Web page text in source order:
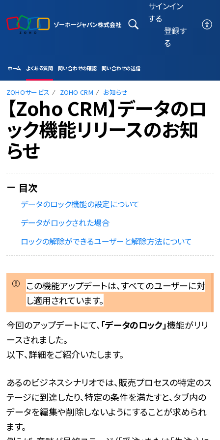
ゾーホージャパン株式会社
サインイン
する
登録す
る
ホーム よくある質問 問い合わせの確認 問い合わせの送信
ZOHOサービス ZOHO CRM お知らせ
【Zoho CRM】データのロ
ック機能リリースのお知
らせ
データのロック機能の設定について
データがロックされた場合
ロックの解除ができるユーザーと解除方法について
この機能アップデートは、すべてのユーザーに対
し適用されています。
今回のアップデートにて、「データのロック」機能がリリ
ースされました。
以下、詳細をご紹介いたします。
あるのビジネスシナリオでは、販売プロセスの特定のス
テージに到達したり、特定の条件を満たすと、タブ内の
データを編集や削除しないようにすることが求められ
ます。